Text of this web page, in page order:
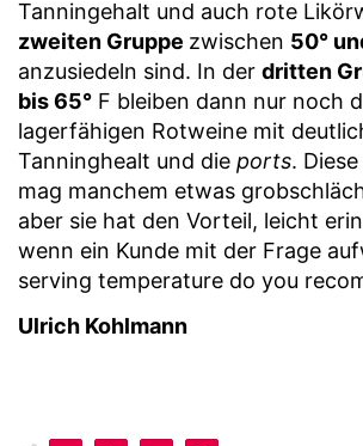
Tanningehalt und auch rote
zweiten Gruppe zwischen 50°
anzusiedeln sind. In der dritten
bis 65° F bleiben dann nur noch
lagerfähigen Rotweine mit
Tanninghealt und die ports.
mag manchem etwas
aber sie hat den Vorteil, leicht
wenn ein Kunde mit der Frage
serving temperature do you
Ulrich Kohlmann